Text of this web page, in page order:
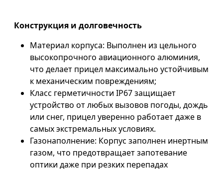
Конструкция и долговечность
Материал корпуса: Выполнен из цельного
высокопрочного авиационного алюминия,
что делает прицел максимально устойчивым
к механическим повреждениям;
Класс герметичности IP67 защищает
устройство от любых вызовов погоды, дождь
или снег, прицел уверенно работает даже в
самых экстремальных условиях.
Газонаполнение: Корпус заполнен инертным
газом, что предотвращает запотевание
оптики даже при резких перепадах